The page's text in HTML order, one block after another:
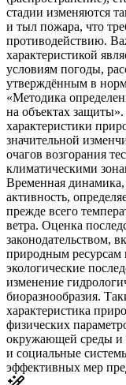
стадии изменяются
и тыл пожара, что
противодействию.
характеристикой
условиям погоды,
утверждённым в
«Методика
на объектах
характеристики
значительной
очагов возгорания
климатическими
Временная
активность,
прежде всего
ветра. Оценка
законодательством,
природным ресурсам
экологические
изменение
биоразнообразия.
характеристика
физических
окружающей среды и
и социальные
эффективных мер